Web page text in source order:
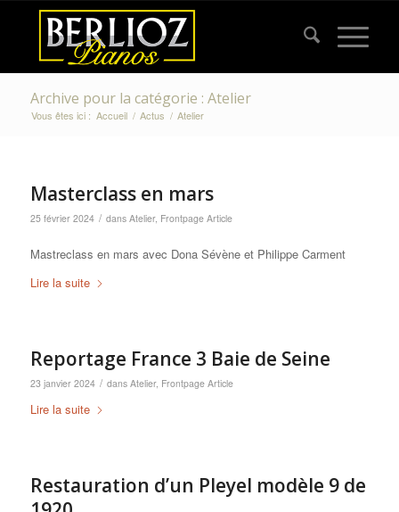
Archive pour la catégorie : Atelier
Vous êtes ici : Accueil / Actus / Atelier
Masterclass en mars
25 février 2024 / dans Atelier, Frontpage Article
Mastreclass en mars avec Dona Sévène et Philippe Carment
Lire la suite
Reportage France 3 Baie de Seine
23 janvier 2024 / dans Atelier, Frontpage Article
Lire la suite
Restauration d’un Pleyel modèle 9 de